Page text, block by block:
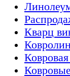
Кварц